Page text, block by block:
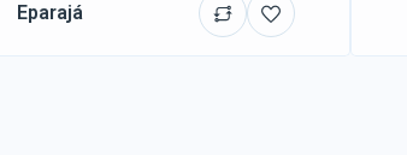
Eparajá